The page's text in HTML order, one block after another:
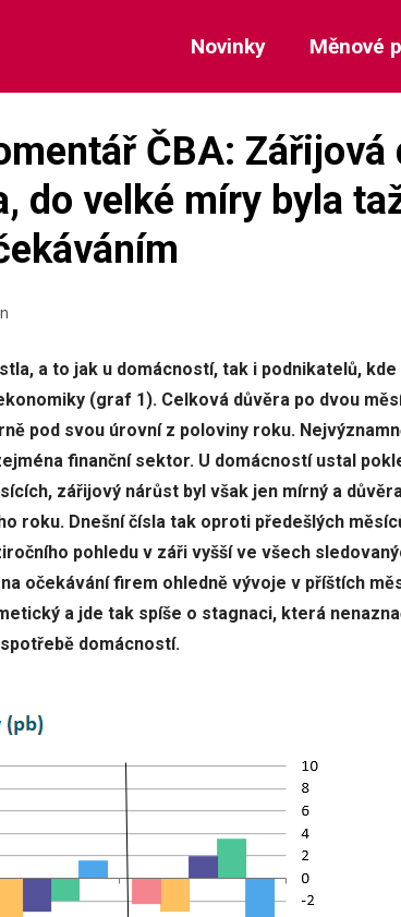
Novinky Měnové
ČBA: Zářijová
do velké míry byla
a to jak u domácností, tak i podnikatelů,
(graf 1). Celková důvěra po dvou
pod svou úrovní z poloviny roku.
finanční sektor. U domácností ustal
zářijový nárůst byl však jen mírný a
roku. Dnešní čísla tak oproti předešlých
pohledu v záři vyšší ve všech
očekávání firem ohledně vývoje v příštích
a jde tak spíše o stagnaci, která
domácností.